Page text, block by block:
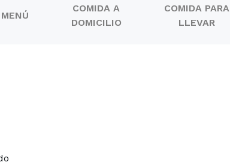
COMIDA A
DOMICILIO
COMIDA PARA
LLEVAR